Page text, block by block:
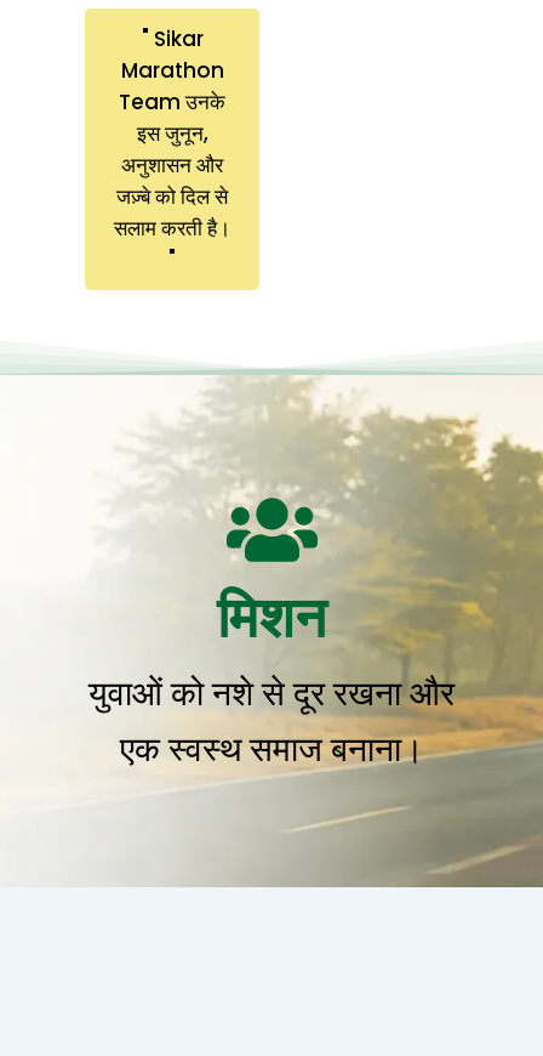
" Sikar
Marathon
Team उनके
इस जुनून,
अनुशासन और
जज़्बे को दिल से
सलाम करती है।
"
मिशन
युवाओं को नशे से दूर रखना और
एक स्वस्थ समाज बनाना।